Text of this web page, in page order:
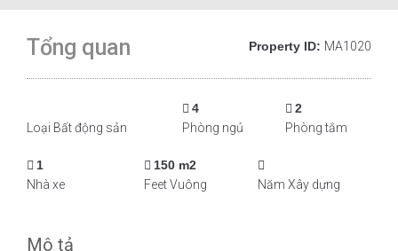
Tổng quan Property ID: MA1020
Loại Bất động sản
4
Phòng ngủ
2
Phòng tắm
1
Nhà xe
150 m2
Feet Vuông
Năm Xây dựng
Mô tả